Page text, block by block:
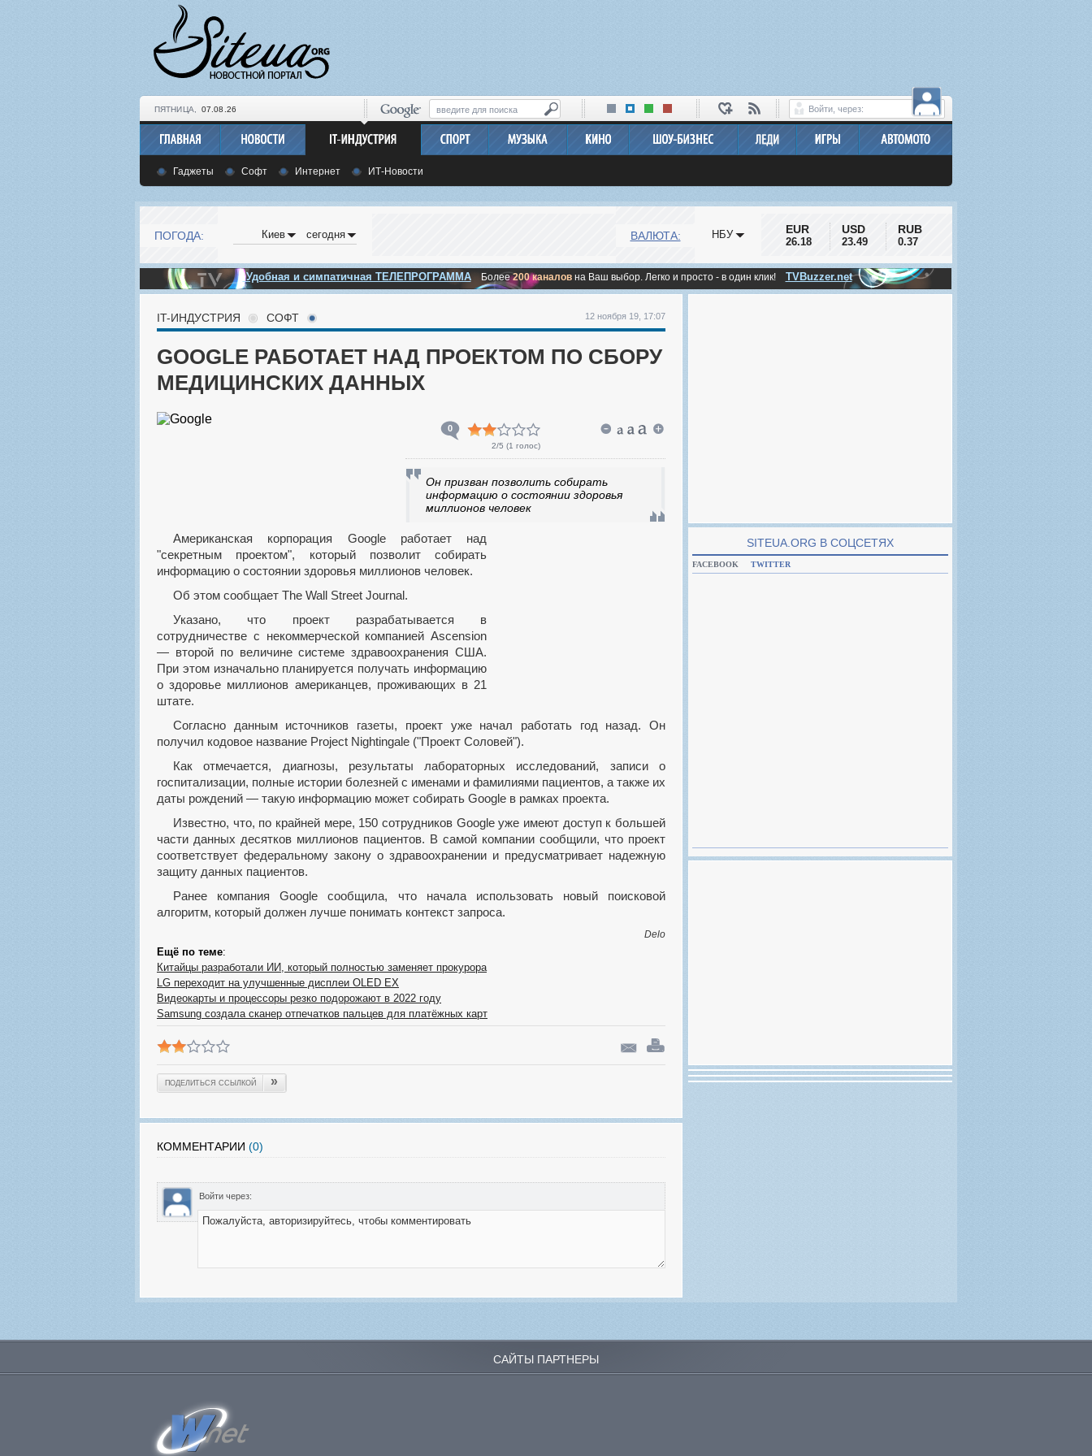
ПЯТНИЦА, 07.08.26 Войти, через:
Гаджеты Софт Интернет ИТ-Новости
ПОГОДА: Киев сегодня ВАЛЮТА: НБУ EUR
26.18
USD
23.49
RUB
0.37
Удобная и симпатичная ТЕЛЕПРОГРАММА Более200 каналовна Ваш выбор. Легко и просто - в один клик! TVBuzzer.net
IT-ИНДУСТРИЯ СОФТ 12 ноября 19, 17:07
GOOGLE РАБОТАЕТ НАД ПРОЕКТОМ ПО СБОРУ
МЕДИЦИНСКИХ ДАННЫХ
0
2/5 (1 голос)
Он призван позволить собирать
информацию о состоянии здоровья
миллионов человек
Американская корпорация Google работает над
"секретным проектом", который позволит собирать
информацию о состоянии здоровья миллионов человек.
Об этом сообщает The Wall Street Journal.
Указано, что проект разрабатывается в
сотрудничестве с некоммерческой компанией Ascension
— второй по величине системе здравоохранения США.
При этом изначально планируется получать информацию
о здоровье миллионов американцев, проживающих в 21
штате.
Согласно данным источников газеты, проект уже начал работать год назад. Он
получил кодовое название Project Nightingale ("Проект Соловей").
Как отмечается, диагнозы, результаты лабораторных исследований, записи о
госпитализации, полные истории болезней с именами и фамилиями пациентов, а также их
даты рождений — такую информацию может собирать Google в рамках проекта.
Известно, что, по крайней мере, 150 сотрудников Google уже имеют доступ к большей
части данных десятков миллионов пациентов. В самой компании сообщили, что проект
соответствует федеральному закону о здравоохранении и предусматривает надежную
защиту данных пациентов.
Ранее компания Google сообщила, что начала использовать новый поисковой
алгоритм, который должен лучше понимать контекст запроса.
Delo
Ещё по теме:
Китайцы разработали ИИ, который полностью заменяет прокурора
LG переходит на улучшенные дисплеи OLED EX
Видеокарты и процессоры резко подорожают в 2022 году
Samsung создала сканер отпечатков пальцев для платёжных карт
ПОДЕЛИТЬСЯ ССЫЛКОЙ »
КОММЕНТАРИИ (0)
Войти через:
SITEUA.ORG В CОЦСЕТЯХ
FACEBOOK TWITTER
САЙТЫ ПАРТНЕРЫ